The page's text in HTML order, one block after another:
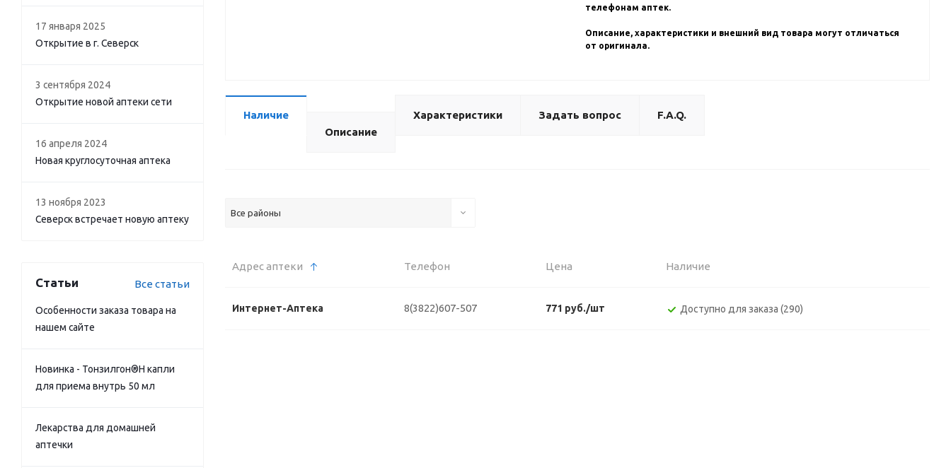
телефонам аптек.
Описание, характеристики и внешний вид товара могут отличаться
от оригинала.
Наличие
Описание
Характеристики Задать вопрос F.A.Q.
Все районы
Адрес аптеки Телефон Цена Наличие
Интернет-Аптека 8(3822)607-507 771 руб./шт Доступно для заказа (290)
17 января 2025
Открытие в г. Северск
3 сентября 2024
Открытие новой аптеки сети
16 апреля 2024
Новая круглосуточная аптека
13 ноября 2023
Северск встречает новую аптеку
Статьи Все статьи
Особенности заказа товара на
нашем сайте
Новинка - Тонзилгон®Н капли
для приема внутрь 50 мл
Лекарства для домашней
аптечки